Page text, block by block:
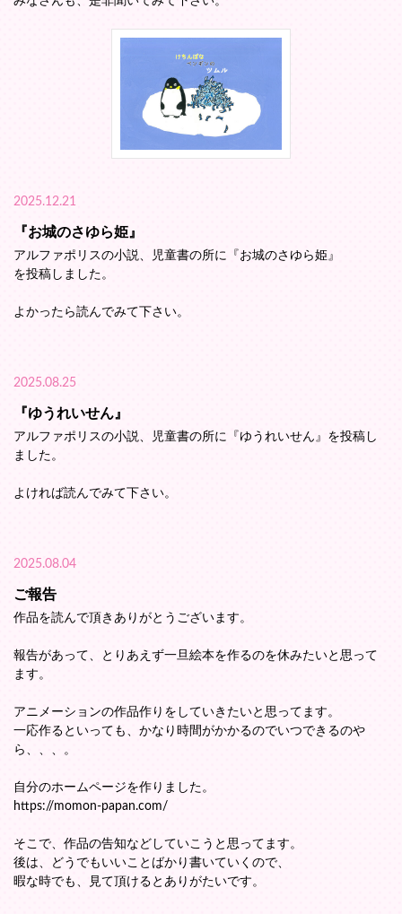
2025.12.21
『お城のさゆら姫』
アルファポリスの小説、児童書の所に『お城のさゆら姫』
を投稿しました。
よかったら読んでみて下さい。
2025.08.25
『ゆうれいせん』
アルファポリスの小説、児童書の所に『ゆうれいせん』を投稿し
ました。
よければ読んでみて下さい。
2025.08.04
ご報告
作品を読んで頂きありがとうございます。
報告があって、とりあえず一旦絵本を作るのを休みたいと思って
ます。
アニメーションの作品作りをしていきたいと思ってます。
一応作るといっても、かなり時間がかかるのでいつできるのや
ら、、、。
自分のホームページを作りました。
https://momon-papan.com/
そこで、作品の告知などしていこうと思ってます。
後は、どうでもいいことばかり書いていくので、
暇な時でも、見て頂けるとありがたいです。